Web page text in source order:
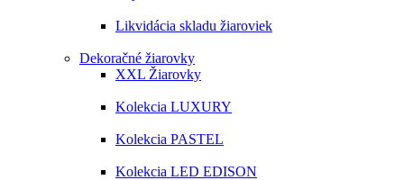
Likvidácia skladu žiaroviek
Dekoračné žiarovky
XXL Žiarovky
Kolekcia LUXURY
Kolekcia PASTEL
Kolekcia LED EDISON